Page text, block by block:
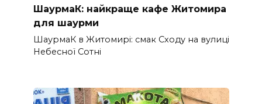
ШаурмаК: найкраще кафе Житомира
для шаурми
ШаурмаК в Житомирі: смак Сходу на вулиці
Небесної Сотні